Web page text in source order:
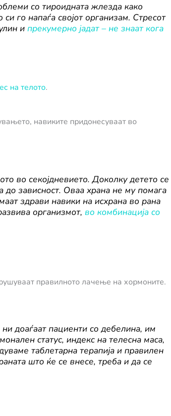
со тироидната жлезда како
го напаѓа својот организам. Стресот
ипрекумерно јадат – не знаат кога
на телото.
навиките придонесуваат во
во секојдневието. Доколку детето се
до зависност. Оваа храна не му помага
здрави навики на исхрана во рана
организмот, во комбинација со
правилното лачење на хормоните.
доаѓаат пациенти со дебелина, им
статус, индекс на телесна маса,
таблетарна терапија и правилен
што ќе се внесе, треба и да се